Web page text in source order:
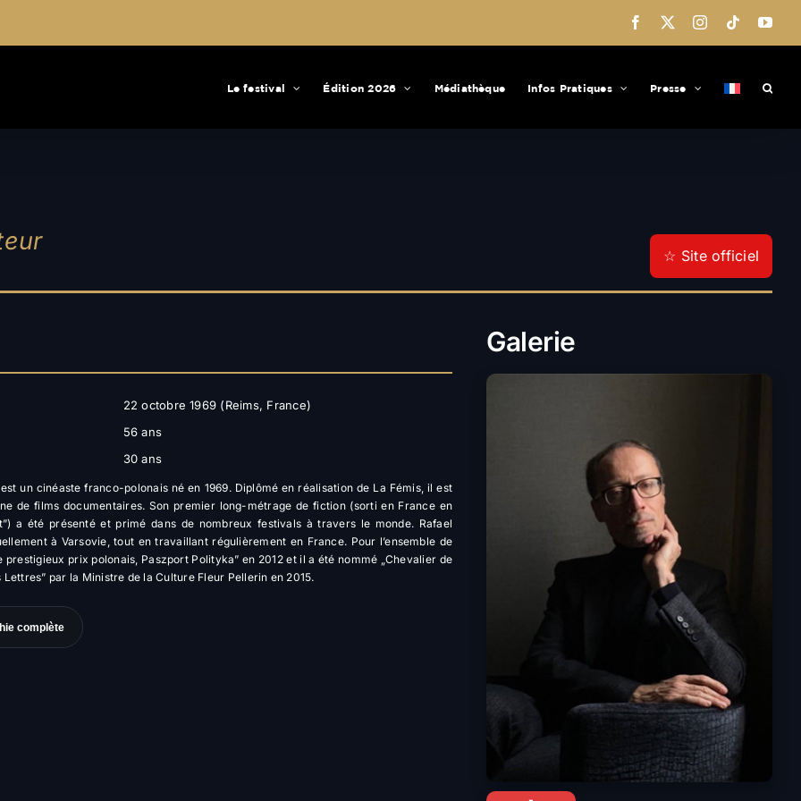
Facebook Instagram
Tiktok
Le festival Édition 2026 Médiathèque Infos Pratiques Presse
☆ Site officiel
22 octobre 1969 (Reims, France)
56 ans
30 ans
un cinéaste franco-polonais né en 1969. Diplômé en réalisation de La Fémis, il est
de films documentaires. Son premier long-métrage de fiction (sorti en France en
a été présenté et primé dans de nombreux festivals à travers le monde. Rafael
à Varsovie, tout en travaillant régulièrement en France. Pour l’ensemble de
prix polonais, Paszport Polityka” en 2012 et il a été nommé „Chevalier de
Lettres” par la Ministre de la Culture Fleur Pellerin en 2015.
complète
Galerie